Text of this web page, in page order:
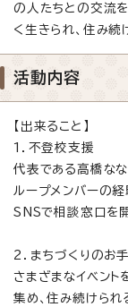
の人たちとの交流を
く生きられ、住み続
活動内容
【出来ること】
1．不登校支援
代表である高橋な
ループメンバーの
SNSで相談窓口を
2．まちづくりのお
さまざまなイベント
集め、住み続けられ